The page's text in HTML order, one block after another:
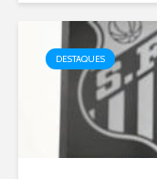
DESTAQUES